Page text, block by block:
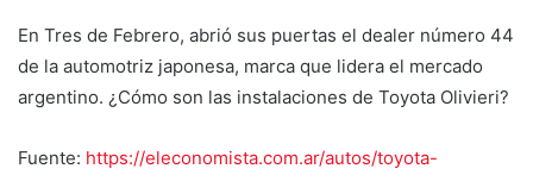
En Tres de Febrero, abrió sus puertas el dealer número 44
de la automotriz japonesa, marca que lidera el mercado
argentino. ¿Cómo son las instalaciones de Toyota Olivieri?
Fuente: https://eleconomista.com.ar/autos/toyota-